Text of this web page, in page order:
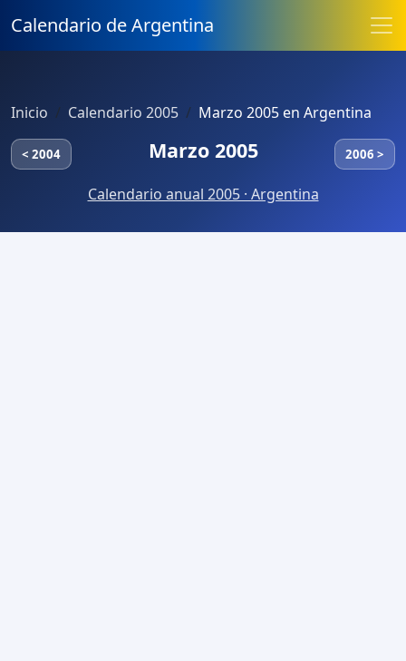
Calendario de Argentina
Inicio Calendario 2005 Marzo 2005 en Argentina
< 2004 Marzo 2005 2006 >
Calendario anual 2005 · Argentina